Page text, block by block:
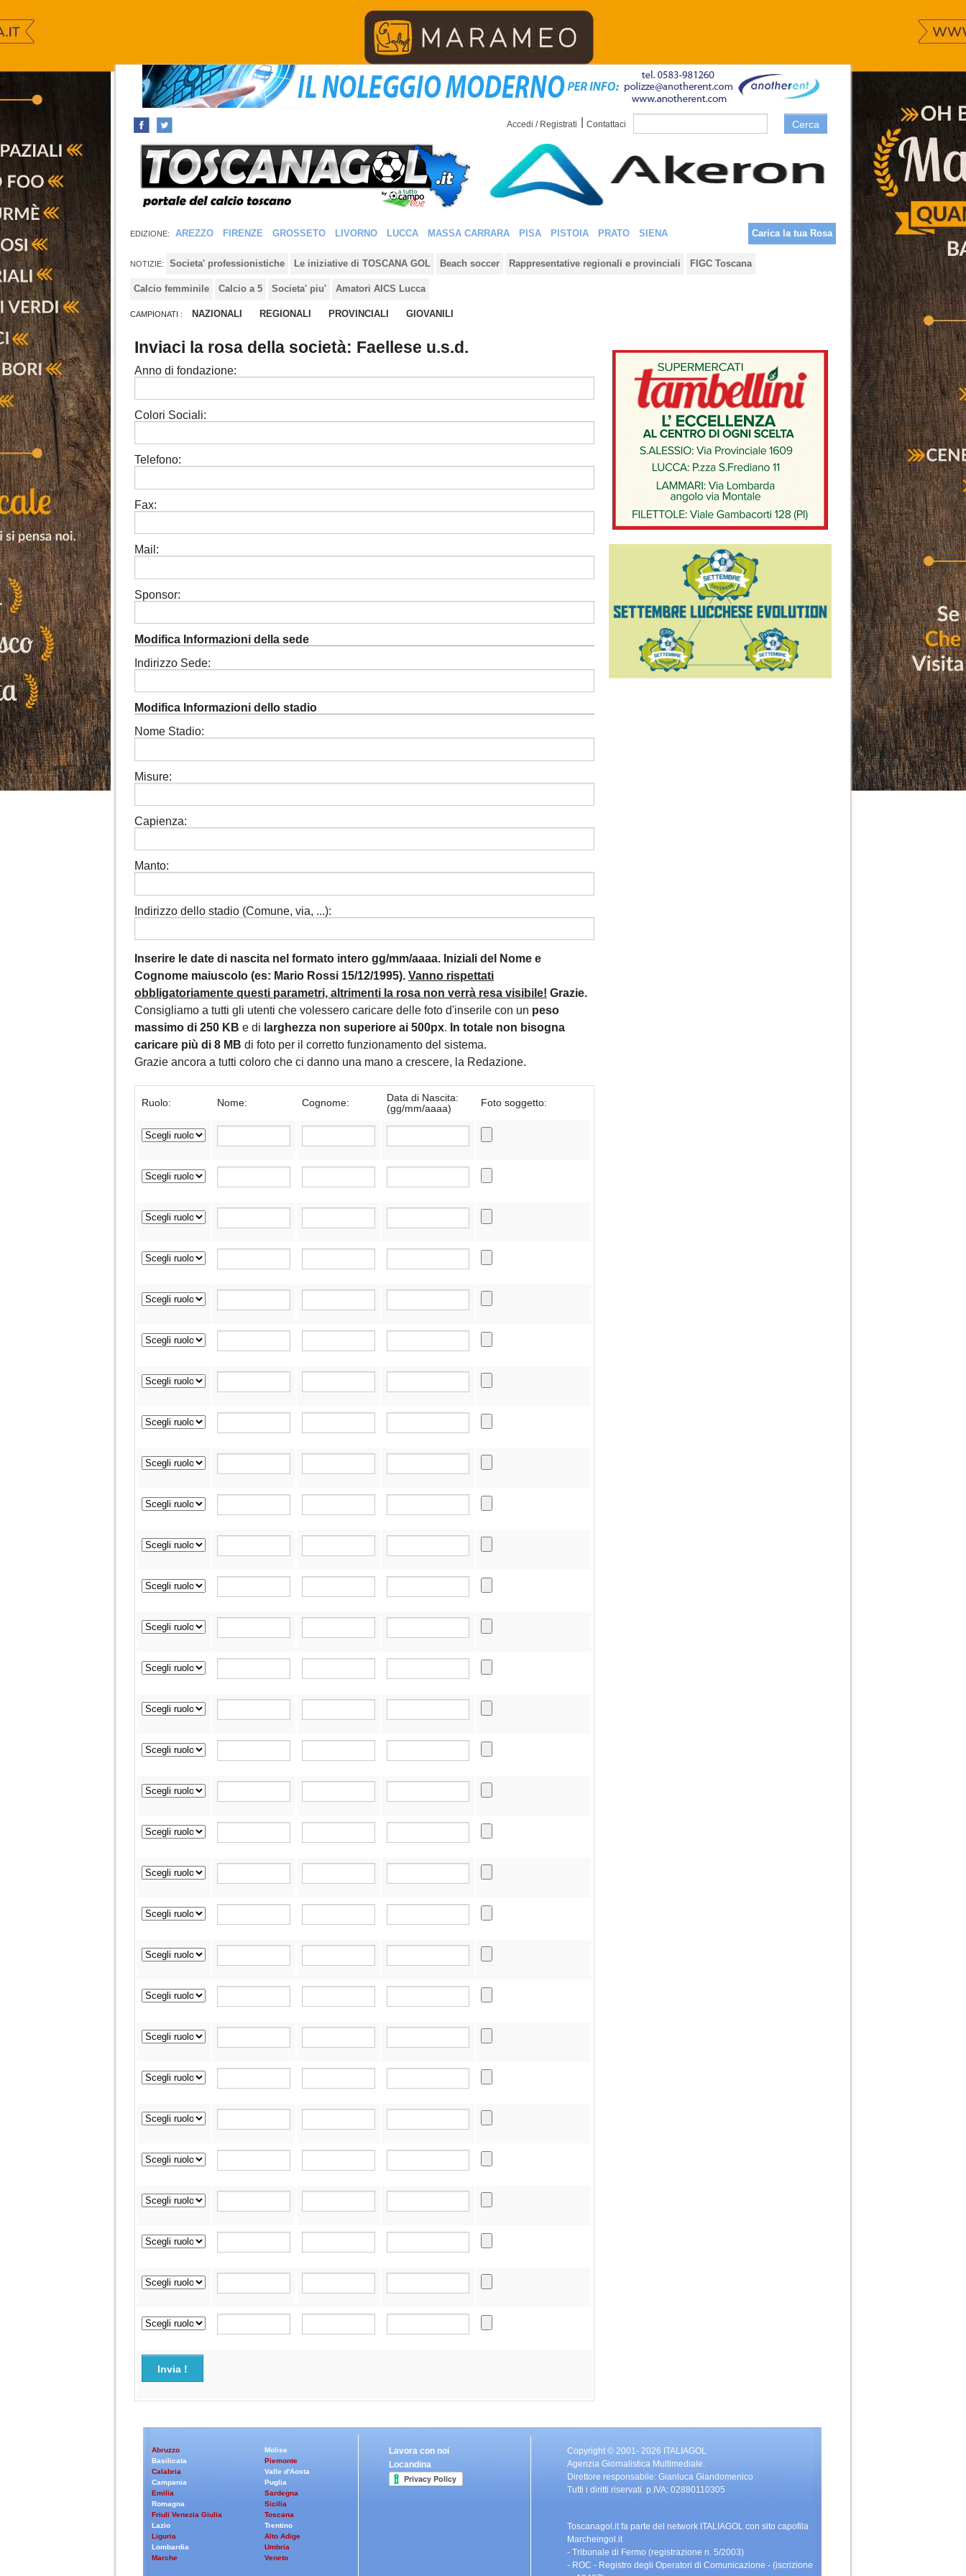
Accedi / Registrati Contattaci Cerca
EDIZIONE: AREZZO FIRENZE GROSSETO LIVORNO LUCCA MASSA CARRARA PISA PISTOIA PRATO SIENA Carica la tua Rosa
NOTIZIE: Societa' professionistiche Le iniziative di TOSCANA GOL Beach soccer Rappresentative regionali e provinciali FIGC Toscana
Calcio femminile Calcio a 5 Societa' piu' Amatori AICS Lucca
CAMPIONATI : NAZIONALI REGIONALI PROVINCIALI GIOVANILI
Inviaci la rosa della società: Faellese u.s.d.
Anno di fondazione:
Colori Sociali:
Telefono:
Fax:
Mail:
Sponsor:
Modifica Informazioni della sede
Indirizzo Sede:
Modifica Informazioni dello stadio
Nome Stadio:
Misure:
Capienza:
Manto:
Indirizzo dello stadio (Comune, via, ...):
Inserire le date di nascita nel formato intero gg/mm/aaaa. Iniziali del Nome e
Cognome maiuscolo (es: Mario Rossi 15/12/1995). Vanno rispettati
obbligatoriamente questi parametri, altrimenti la rosa non verrà resa visibile! Grazie.
Consigliamo a tutti gli utenti che volessero caricare delle foto d'inserile con un peso
massimo di 250 KB e di larghezza non superiore ai 500px. In totale non bisogna
caricare più di 8 MB di foto per il corretto funzionamento del sistema.
Grazie ancora a tutti coloro che ci danno una mano a crescere, la Redazione.
Ruolo: Nome: Cognome:
Data di Nascita:
(gg/mm/aaaa)
Foto soggetto:
Invia !
Abruzzo
Basilicata
Calabria
Campania
Emilia
Romagna
Friuli Venezia Giulia
Lazio
Liguria
Lombardia
Marche
Molise
Piemonte
Valle d'Aosta
Puglia
Sardegna
Sicilia
Toscana
Trentino
Alto Adige
Umbria
Veneto
Lavora con noi
Locandina
Copyright © 2001- 2026 ITALIAGOL
Agenzia Giornalistica Multimediale.
Direttore responsabile: Gianluca Giandomenico
Tutti i diritti riservati. p.IVA: 02880110305
Toscanagol.it fa parte del network ITALIAGOL con sito capofila
Marcheingol.it
- Tribunale di Fermo (registrazione n. 5/2003)
- ROC - Registro degli Operatori di Comunicazione - (iscrizione